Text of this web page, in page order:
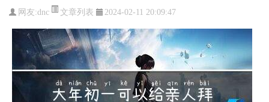
网友:dnc 文章列表 2024-02-11 20:09:47